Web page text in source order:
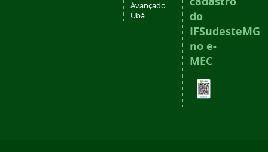
Avançado
Ubá
do
IFSudesteMG
no e-
MEC